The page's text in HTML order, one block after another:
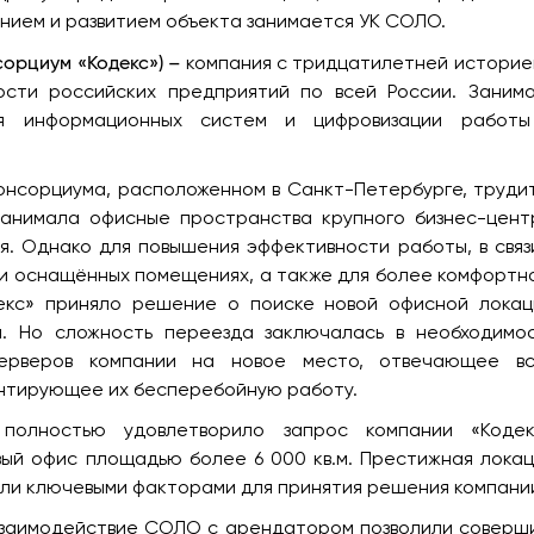
и развитием объекта занимается УК СОЛО.
«Кодекс») – компания с тридцатилетней
российских предприятий по всей России.
информационных систем и цифровизации
расположенном в Санкт-Петербурге,
офисные пространства крупного бизнес-
Однако для повышения эффективности работы, в
оснащённых помещениях, а также для более
приняло решение о поиске новой офисной
Но сложность переезда заключалась в
компании на новое место, отвечающее
их бесперебойную работу.
удовлетворило запрос компании
офис площадью более 6 000 кв.м. Престижная
ключевыми факторами для принятия решения
СОЛО с арендатором позволили